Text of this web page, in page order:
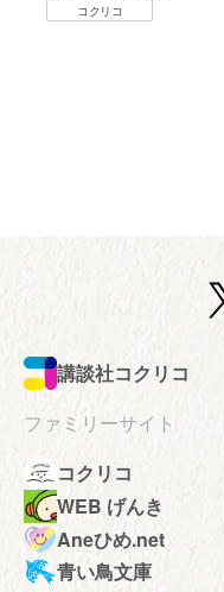
コクリコ
講談社コクリコ
ファミリーサイト
コクリコ
WEB げんき
Aneひめ.net
青い鳥文庫